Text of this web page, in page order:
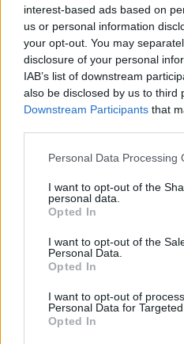
interest-based ads based on
us or personal information
your opt-out. You may
disclosure of your personal
IAB’s list of downstream
also be disclosed by us to third
Downstream Participants that
Personal Data Processing
I want to opt-out of the
personal data.
Opted In
I want to opt-out of the
Personal Data.
Opted In
I want to opt-out of
Personal Data for Targeted
Opted In
Ροή ειδήσεων
00:00
Ανατριχιαστικό βίντεο από
Γιατροί προστατεύουν με τα
23:54
23:43
Χαλκίδας
Οι «μαύρες χήρες» της
νεοσύλλεκτους πριν
εισπράξουν τις «παχυλές»